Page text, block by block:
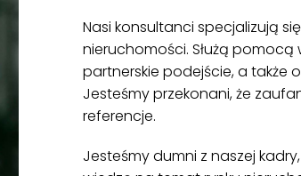
Nasi konsultanci specjalizują
nieruchomości. Służą
partnerskie podejście, a także
Jesteśmy przekonani, że
referencje.
Jesteśmy dumni z naszej